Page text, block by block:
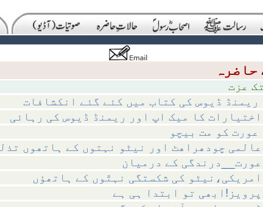
اختیارات کا میک اپ اور ریمنڈ ڈیوس کی رہائی
عالمی چودھراھٹ اور نیٹو نہتوں کے ہاتھوں
عورت__درندگی کے درمیان
امریکی،نیٹو کی شکستگی نہتّوں کے ہاتھؤں
پرویز!ابھی تو ابتدا ہی ہے